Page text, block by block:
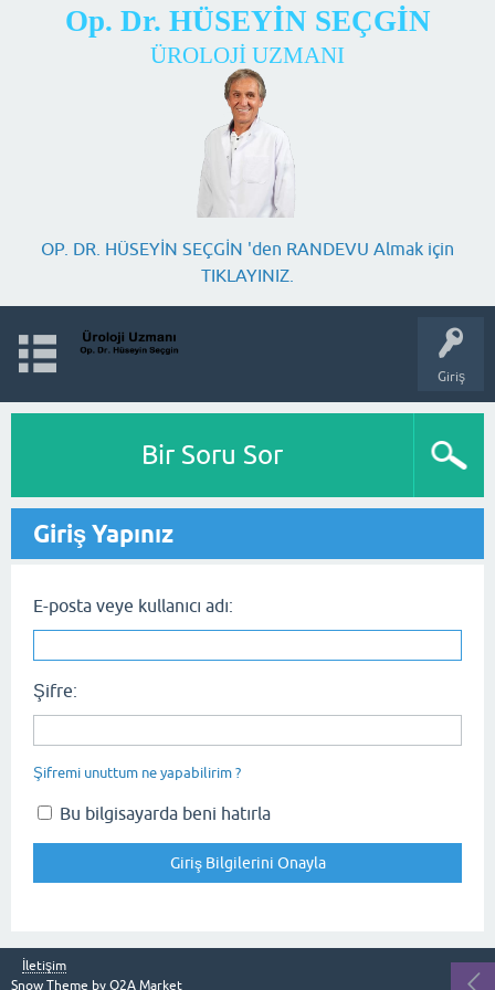
Op. Dr. HÜSEYİN SEÇGİN
ÜROLOJİ UZMANI
OP. DR. HÜSEYİN SEÇGİN 'den RANDEVU Almak için
TIKLAYINIZ.
Giriş
Bir Soru Sor
Giriş Yapınız
E-posta veye kullanıcı adı:
Şifre:
Şifremi unuttum ne yapabilirim ?
Bu bilgisayarda beni hatırla
İletişim
Snow Theme by Q2A Market